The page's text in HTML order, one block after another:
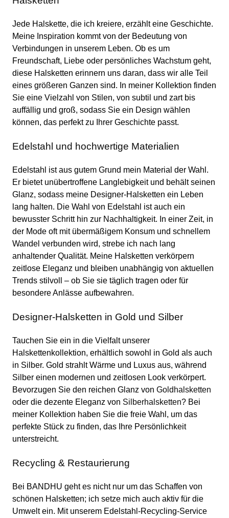
Jede Halskette, die ich kreiere, erzählt eine Geschichte.
Meine Inspiration kommt von der Bedeutung von
Verbindungen in unserem Leben. Ob es um
Freundschaft, Liebe oder persönliches Wachstum geht,
diese Halsketten erinnern uns daran, dass wir alle Teil
eines größeren Ganzen sind. In meiner Kollektion finden
Sie eine Vielzahl von Stilen, von subtil und zart bis
auffällig und groß, sodass Sie ein Design wählen
können, das perfekt zu Ihrer Geschichte passt.
Edelstahl und hochwertige Materialien
Edelstahl ist aus gutem Grund mein Material der Wahl.
Er bietet unübertroffene Langlebigkeit und behält seinen
Glanz, sodass meine Designer-Halsketten ein Leben
lang halten. Die Wahl von Edelstahl ist auch ein
bewusster Schritt hin zur Nachhaltigkeit. In einer Zeit, in
der Mode oft mit übermäßigem Konsum und schnellem
Wandel verbunden wird, strebe ich nach lang
anhaltender Qualität. Meine Halsketten verkörpern
zeitlose Eleganz und bleiben unabhängig von aktuellen
Trends stilvoll – ob Sie sie täglich tragen oder für
besondere Anlässe aufbewahren.
Designer-Halsketten in Gold und Silber
Tauchen Sie ein in die Vielfalt unserer
Halskettenkollektion, erhältlich sowohl in Gold als auch
in Silber. Gold strahlt Wärme und Luxus aus, während
Silber einen modernen und zeitlosen Look verkörpert.
Bevorzugen Sie den reichen Glanz von Goldhalsketten
oder die dezente Eleganz von Silberhalsketten? Bei
meiner Kollektion haben Sie die freie Wahl, um das
perfekte Stück zu finden, das Ihre Persönlichkeit
unterstreicht.
Recycling & Restaurierung
Bei BANDHU geht es nicht nur um das Schaffen von
schönen Halsketten; ich setze mich auch aktiv für die
Umwelt ein. Mit unserem Edelstahl-Recycling-Service